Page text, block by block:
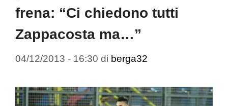
frena: “Ci chiedono tutti
Zappacosta ma…”
04/12/2013 - 16:30 di berga32